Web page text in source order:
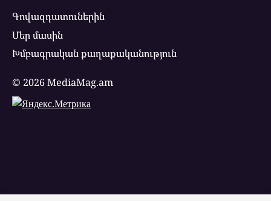
Գովազդատուներին
Մեր մասին
Խմբագրական քաղաքականություն
© 2026 MediaMag.am